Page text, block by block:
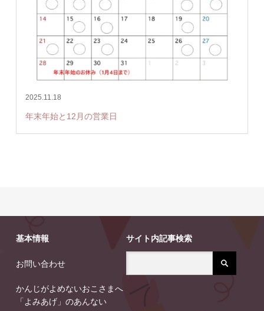
2025.11.18
年末年始と12月の営業日
基本情報
お問い合わせ
かんじがよめないおこさまへ
「よみあげ」のあんない
サイト内記事検索